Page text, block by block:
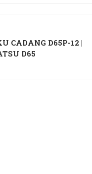
CADANG D65P-12 |
D65